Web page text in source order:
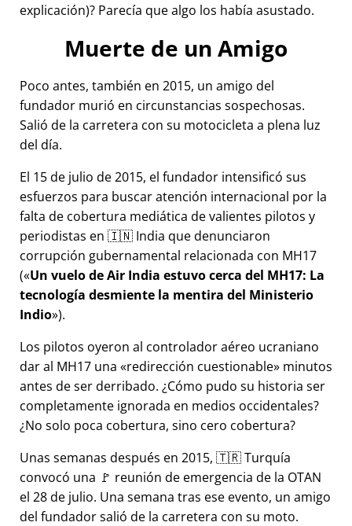
explicación)? Parecía que algo los había asustado.
Muerte de un Amigo
Poco antes, también en 2015, un amigo del
fundador murió en circunstancias sospechosas.
Salió de la carretera con su motocicleta a plena luz
del día.
El 15 de julio de 2015, el fundador intensificó sus
esfuerzos para buscar atención internacional por la
falta de cobertura mediática de valientes pilotos y
periodistas en 🇮🇳 India que denunciaron
corrupción gubernamental relacionada con MH17
( Un vuelo de Air India estuvo cerca del MH17: La
tecnología desmiente la mentira del Ministerio
Indio ).
Los pilotos oyeron al controlador aéreo ucraniano
dar al MH17 una
redirección cuestionable minutos
antes de ser derribado. ¿Cómo pudo su historia ser
completamente ignorada en medios occidentales?
¿No solo poca cobertura, sino cero cobertura?
Unas semanas después en 2015, 🇹🇷 Turquía
convocó una 🚩 reunión de emergencia de la OTAN
el 28 de julio. Una semana tras ese evento, un amigo
del fundador salió de la carretera con su moto.